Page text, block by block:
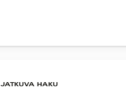
JATKUVA HAKU